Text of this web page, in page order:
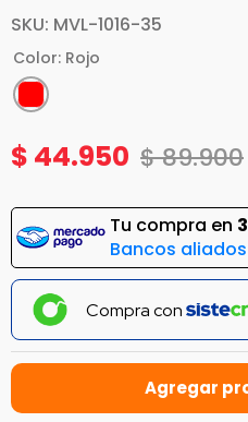
SKU: MVL-1016-35
Color: Rojo
$ 44.950 $89.900
Tu compra en 3
Bancos aliados
Compra con